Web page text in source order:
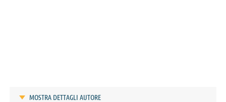
MOSTRA DETTAGLI AUTORE